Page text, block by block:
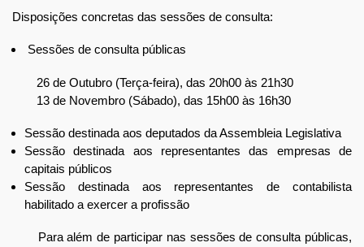
Disposições concretas das sessões de consulta:
Sessões de consulta públicas
26 de Outubro (Terça-feira), das 20h00 às 21h30
13 de Novembro (Sábado), das 15h00 às 16h30
Sessão destinada aos deputados da Assembleia Legislativa
Sessão destinada aos representantes das empresas de
capitais públicos
Sessão destinada aos representantes de contabilista
habilitado a exercer a profissão
Para além de participar nas sessões de consulta públicas,